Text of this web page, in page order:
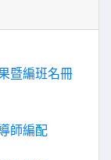
暨編班名冊
師編配